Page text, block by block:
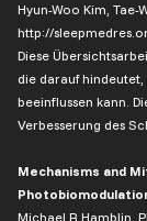
Hyun-Woo Kim,
http://
Diese
die darauf
beeinflussen kann.
Verbesserung des
Mechanisms and
Michael R Hamblin,